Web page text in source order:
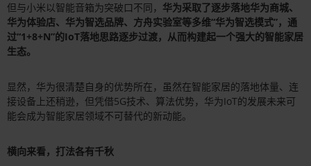
但与小米以智能音箱为突破口不同， 华为采取了逐步落地华为商城、
华为体验店、华为智选品牌、方舟实验室等多维“华为智选模式”，通
过“1+8+N”的IoT落地思路逐步过渡，从而构建起一个强大的智能家居
生态。
显然，华为很清楚自身的优势所在，虽然在智能家居的落地体量、连
接设备上还稍逊，但凭借5G技术、算法优势，华为IoT的发展未来可
能会成为智能家居领域不可替代的新动能。
横向来看，打法各有千秋